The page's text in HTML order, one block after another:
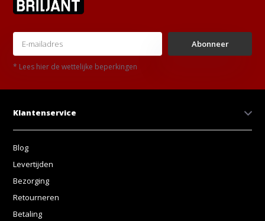
Abonneer
* Lees hier de wettelijke beperkingen
Klantenservice
Blog
Levertijden
Bezorging
Retourneren
Betaling